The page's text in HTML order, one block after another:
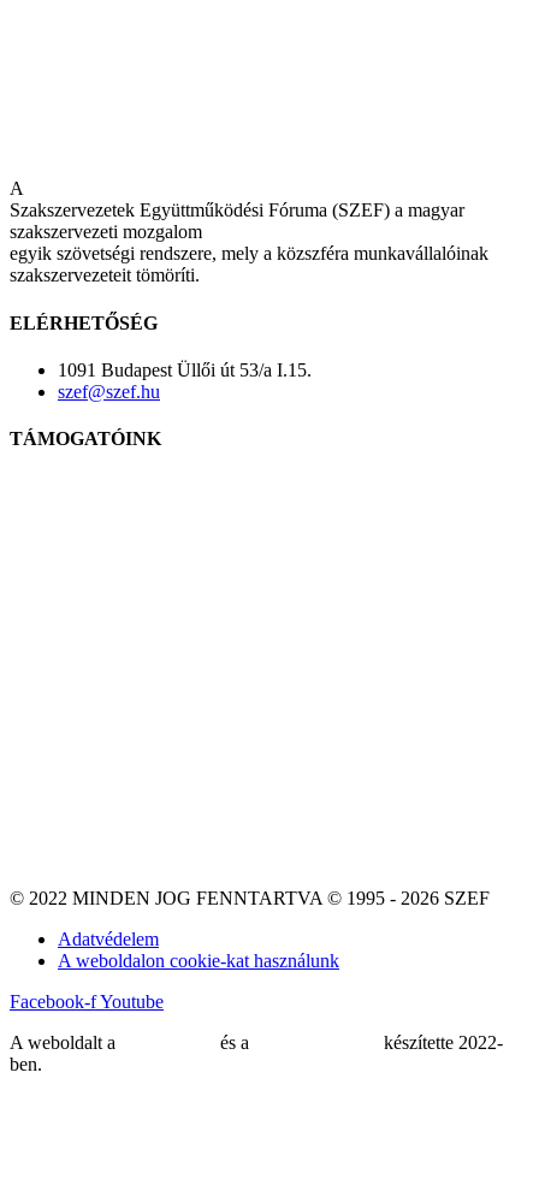
A
Szakszervezetek Együttműködési Fóruma (SZEF) a magyar
szakszervezeti mozgalom
egyik szövetségi rendszere, mely a közszféra munkavállalóinak
szakszervezeteit tömöríti.
ELÉRHETŐSÉG
1091 Budapest Üllői út 53/a I.15.
szef@szef.hu
TÁMOGATÓINK
© 2022 MINDEN JOG FENNTARTVA © 1995 - 2026 SZEF
Adatvédelem
A weboldalon cookie-kat használunk
Facebook-fYoutube
A weboldalt a
és a
készítette 2022-
ben.